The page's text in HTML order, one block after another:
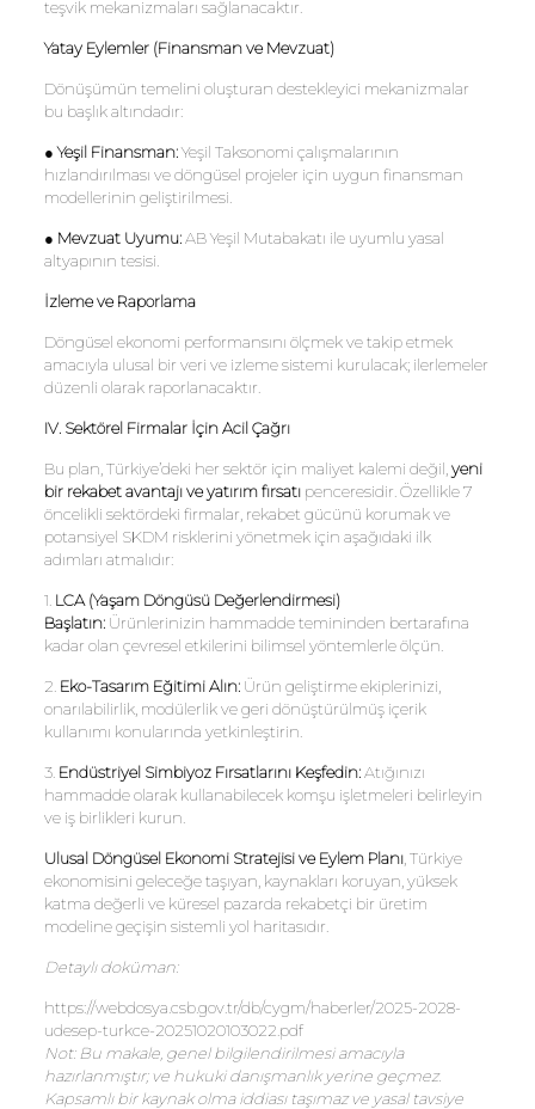
teşvik mekanizmaları sağlanacaktır.
Yatay Eylemler (Finansman ve Mevzuat)
Dönüşümün temelini oluşturan destekleyici mekanizmalar
bu başlık altındadır:
●Yeşil Finansman:Yeşil Taksonomi çalışmalarının
hızlandırılması ve döngüsel projeler için uygun finansman
modellerinin geliştirilmesi.
● Mevzuat Uyumu:AB Yeşil Mutabakatı ile uyumlu yasal
altyapının tesisi.
İzleme ve Raporlama
Döngüsel ekonomi performansını ölçmek ve takip etmek
amacıyla ulusal bir veri ve izleme sistemi kurulacak; ilerlemeler
düzenli olarak raporlanacaktır.
IV. Sektörel Firmalar İçin Acil Çağrı
Bu plan, Türkiye’deki her sektör için maliyet kalemi değil, yeni
bir rekabet avantajı ve yatırım fırsatıpenceresidir. Özellikle 7
öncelikli sektördeki firmalar, rekabet gücünü korumak ve
potansiyel SKDM risklerini yönetmek için aşağıdaki ilk
adımları atmalıdır:
1. LCA (Yaşam Döngüsü Değerlendirmesi)
Başlatın:Ürünlerinizin hammadde temininden bertarafına
kadar olan çevresel etkilerini bilimsel yöntemlerle ölçün.
2. Eko-Tasarım Eğitimi Alın:Ürün geliştirme ekiplerinizi,
onarılabilirlik, modülerlik ve geri dönüştürülmüş içerik
kullanımı konularında yetkinleştirin.
3. Endüstriyel Simbiyoz Fırsatlarını Keşfedin:Atığınızı
hammadde olarak kullanabilecek komşu işletmeleri belirleyin
ve iş birlikleri kurun.
Ulusal Döngüsel Ekonomi Stratejisi ve Eylem Planı, Türkiye
ekonomisini geleceğe taşıyan, kaynakları koruyan, yüksek
katma değerli ve küresel pazarda rekabetçi bir üretim
modeline geçişin sistemli yol haritasıdır.
Detaylı doküman:
https://webdosya.csb.gov.tr/db/cygm/haberler/2025-2028-
udesep-turkce-20251020103022.pdf
Not: Bu makale, genel bilgilendirilmesi amacıyla
hazırlanmıştır; ve hukuki danışmanlık yerine geçmez.
Kapsamlı bir kaynak olma iddiası taşımaz ve yasal tavsiye